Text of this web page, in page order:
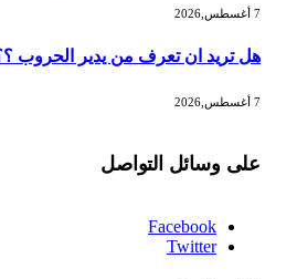
هل تريد ان تعرف من يدير الحروب
على وسائل التواصل
Facebook
Twitter